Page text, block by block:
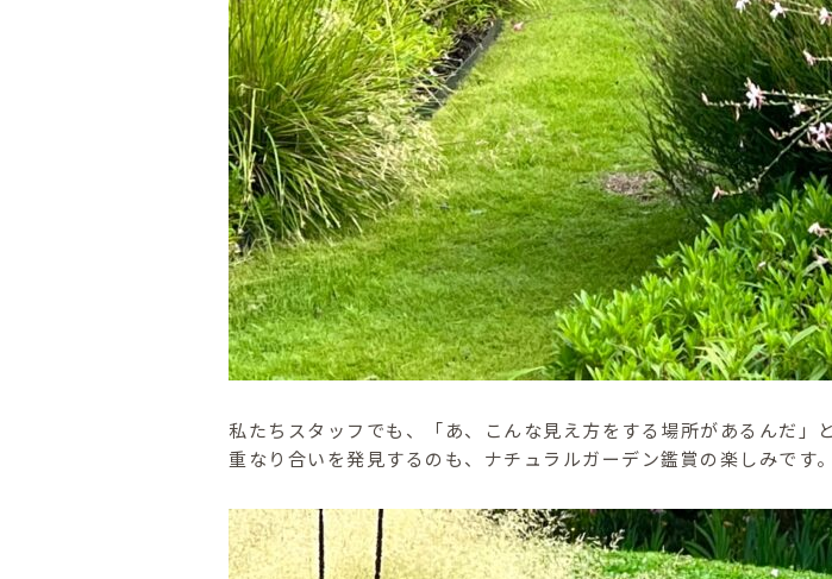
私たちスタッフでも、「あ、こんな見え方をする場所があるんだ
重なり合いを発見するのも、ナチュラルガーデン鑑賞の楽しみです。